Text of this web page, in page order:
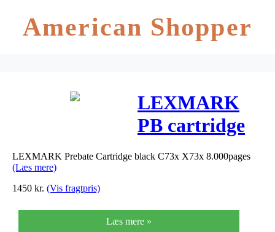
American Shopper
LEXMARK
PB cartridge
black C73x
LEXMARK Prebate Cartridge black C73x X73x 8.000pages
(Læs mere)
1450 kr. (Vis fragtpris)
Læs mere »